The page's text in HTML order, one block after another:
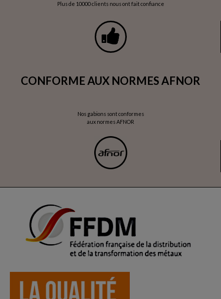
Plus de 10000 clients nous ont fait confiance
CONFORME AUX NORMES AFNOR
Nos gabions sont conformes
aux normes AFNOR